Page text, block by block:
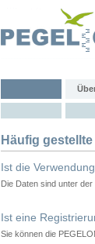
Häufig
Ist die
Die Daten sind unter der
Ist eine
Sie können die